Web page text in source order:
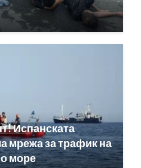
Испанската
мрежа за трафик на
море